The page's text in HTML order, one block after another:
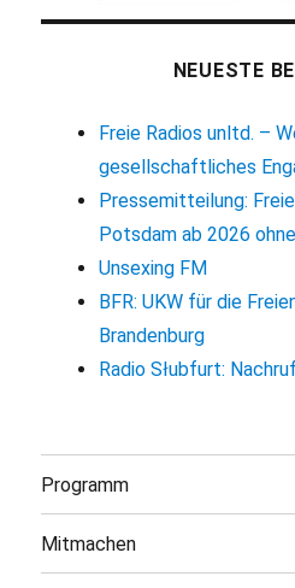
NEUESTE
Freie Radios unltd. –
gesellschaftliches
Pressemitteilung:
Potsdam ab 2026
Unsexing FM
BFR: UKW für die
Brandenburg
Radio Słubfurt:
Programm
Mitmachen